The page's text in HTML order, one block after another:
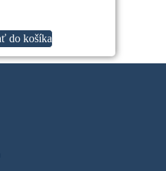
do košíka